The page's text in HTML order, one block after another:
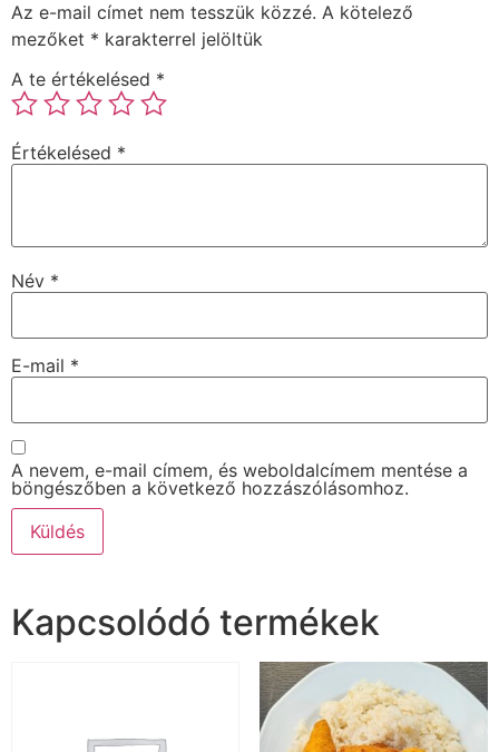
Az e-mail címet nem tesszük közzé. A kötelező
mezőket * karakterrel jelöltük
A te értékelésed *
Értékelésed *
Név *
E-mail *
A nevem, e-mail címem, és weboldalcímem mentése a
böngészőben a következő hozzászólásomhoz.
Kapcsolódó termékek